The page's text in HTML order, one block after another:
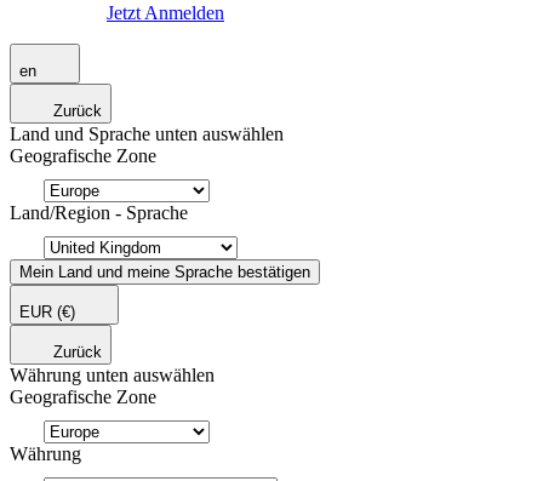
Jetzt Anmelden
en
Zurück
Land und Sprache unten auswählen
Geografische Zone
Land/Region - Sprache
Mein Land und meine Sprache bestätigen
EUR (€)
Zurück
Währung unten auswählen
Geografische Zone
Währung